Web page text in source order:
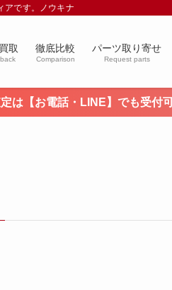
です。ノウキナビブログを通じて農業や
取 徹底比較
Comparison
パーツ取り寄せ
Request parts
は【お電話・LINE】でも受付